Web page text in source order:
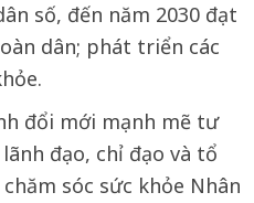
số, đến năm 2030 đạt
dân; phát triển các
đổi mới mạnh mẽ tư
đạo, chỉ đạo và tổ
sóc sức khỏe Nhân